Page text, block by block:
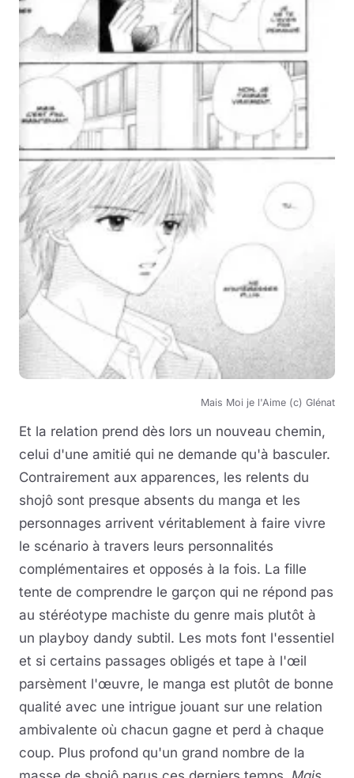
Mais Moi je l'Aime (c) Glénat
Et la relation prend dès lors un nouveau chemin,
celui d'une amitié qui ne demande qu'à basculer.
Contrairement aux apparences, les relents du
shojô sont presque absents du manga et les
personnages arrivent véritablement à faire vivre
le scénario à travers leurs personnalités
complémentaires et opposés à la fois. La fille
tente de comprendre le garçon qui ne répond pas
au stéréotype machiste du genre mais plutôt à
un playboy dandy subtil. Les mots font l'essentiel
et si certains passages obligés et tape à l'œil
parsèment l'œuvre, le manga est plutôt de bonne
qualité avec une intrigue jouant sur une relation
ambivalente où chacun gagne et perd à chaque
coup. Plus profond qu'un grand nombre de la